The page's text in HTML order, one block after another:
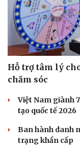
Cải chính
Hỗ trợ tâm lý
chăm sóc
Việt Nam giành
tạo quốc tế 2026
Ban hành danh
trạng khẩn cấp